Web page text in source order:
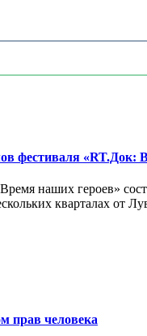
фестиваля «RT.Док:
наших героев»
кварталах от
прав человека